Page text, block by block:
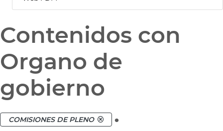
Contenidos con
Organo de
gobierno
COMISIONES DE PLENO .